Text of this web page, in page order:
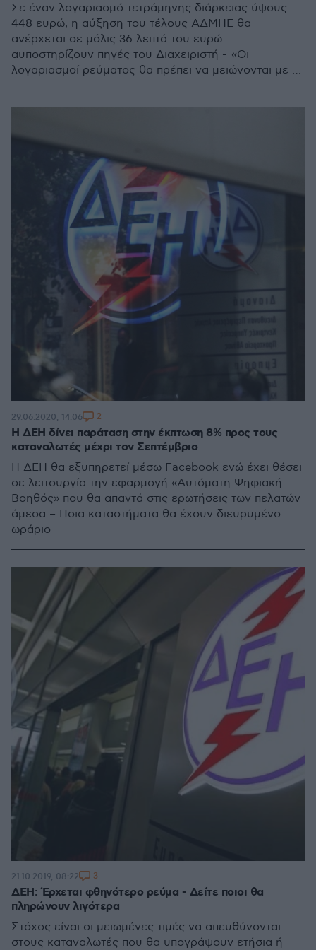
Σε έναν λογαριασμό τετράμηνης διάρκειας ύψους
448 ευρώ, η αύξηση του τέλους ΑΔΜΗΕ θα
ανέρχεται σε μόλις 36 λεπτά του ευρώ
αυποστηρίζουν πηγές του Διαχειριστή - «Οι
λογαριασμοί ρεύματος θα πρέπει να μειώνονται με τη
Η ΔΕΗ δίνει παράταση στην έκπτωση 8% προς τους
καταναλωτές μέχρι τον Σεπτέμβριο
Η ΔΕΗ θα εξυπηρετεί μέσω Facebook ενώ έχει θέσει
σε λειτουργία την εφαρμογή «Αυτόματη Ψηφιακή
Βοηθός» που θα απαντά στις ερωτήσεις των πελατών
άμεσα – Ποια καταστήματα θα έχουν διευρυμένο
ωράριο
29.06.2020, 14:06 2
ΔΕΗ: Έρχεται φθηνότερο ρεύμα - Δείτε ποιοι θα
πληρώνουν λιγότερα
Στόχος είναι οι μειωμένες τιμές να απευθύνονται
στους καταναλωτές που θα υπογράψουν ετήσια ή
21.10.2019, 08:22 3